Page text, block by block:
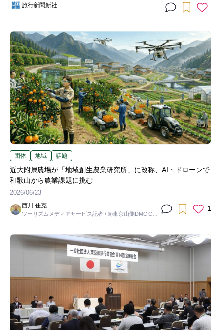
旅行新聞新社
団体 地域 話題
近大附属農場が「地域創生農業研究所」に改称、AI・ドローンで
和歌山から農業課題に挑む
2026/06/23
西川 佳克
ツーリズムメディアサービス記者 / ㈱東京山側DMC CO
1